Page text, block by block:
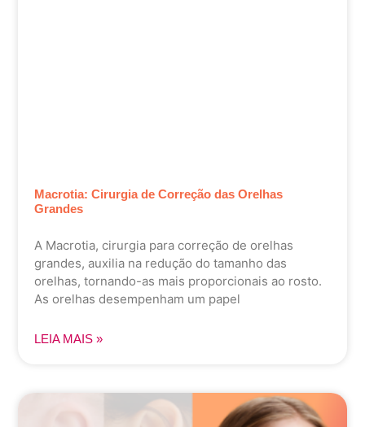
Macrotia: Cirurgia de Correção das Orelhas
Grandes
A Macrotia, cirurgia para correção de orelhas
grandes, auxilia na redução do tamanho das
orelhas, tornando-as mais proporcionais ao rosto.
As orelhas desempenham um papel
LEIA MAIS »